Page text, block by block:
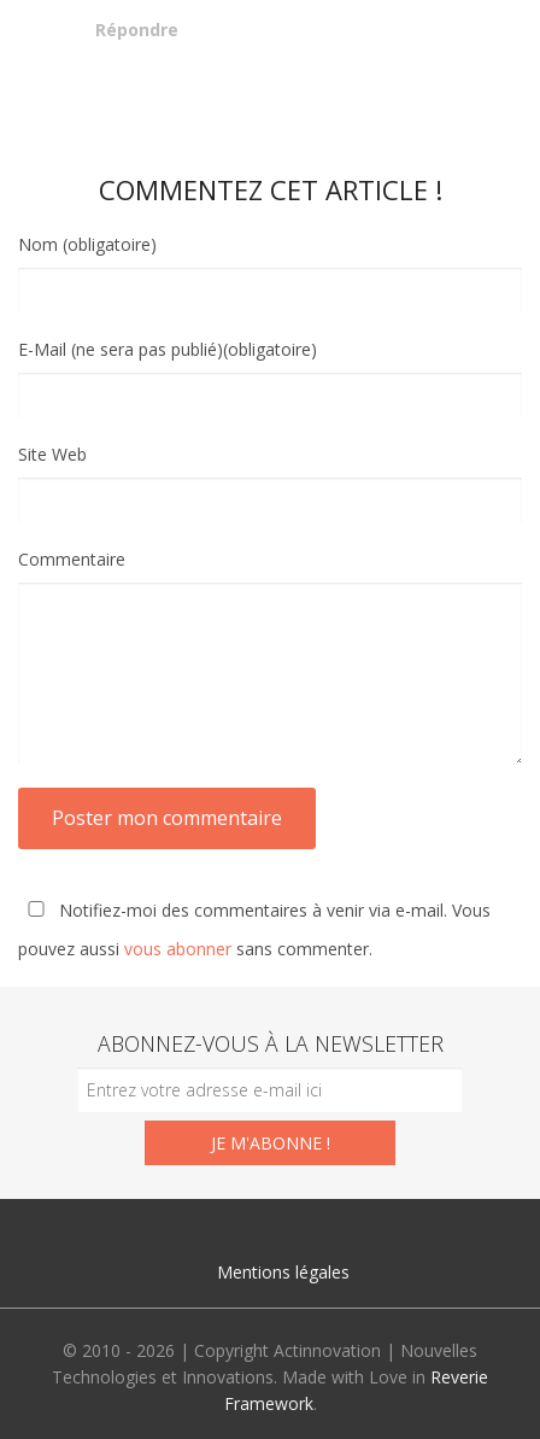
Répondre
COMMENTEZ CET ARTICLE !
Nom (obligatoire)
E-Mail (ne sera pas publié)(obligatoire)
Site Web
Commentaire
Notifiez-moi des commentaires à venir via e-mail. Vous
pouvez aussi vous abonner sans commenter.
ABONNEZ-VOUS À LA NEWSLETTER
Mentions légales
© 2010 - 2026 | Copyright Actinnovation | Nouvelles
Technologies et Innovations. Made with Love in Reverie
Framework.